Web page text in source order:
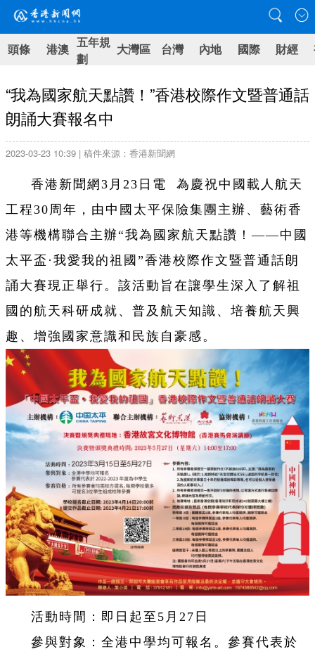
頭條 港澳 五年規
劃
大灣區 台灣 內地 國際 財經
“我為國家航天點讚！”香港校際作文暨普通話
朗誦大賽報名中
2023-03-23 10:39 | 稿件來源：香港新聞網
香港新聞網3月23日電 為慶祝中國載人航天
工程30周年，由中國太平保險集團主辦、藝術香
港等機構聯合主辦“我為國家航天點讚！——中國
太平盃·我愛我的祖國”香港校際作文暨普通話朗
誦大賽現正舉行。該活動旨在讓學生深入了解祖
國的航天科研成就、普及航天知識、培養航天興
趣、增強國家意識和民族自豪感。
活動時間：即日起至5月27日
參與對象：全港中學均可報名。參賽代表於